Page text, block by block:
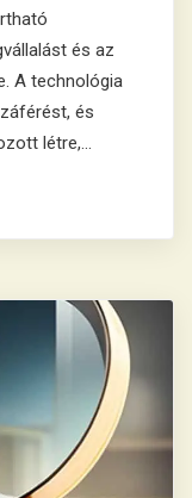
és az
A technológia
és
létre,…